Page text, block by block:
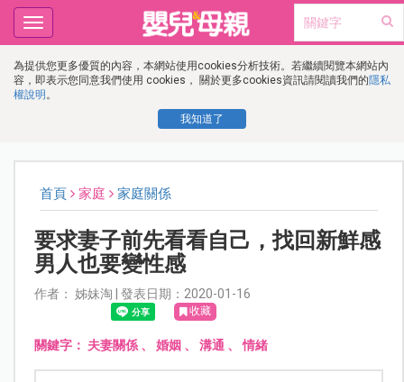
為提供您更多優質的內容，本網站使用cookies分析技術。若繼續閱覽本網站內
容，即表示您同意我們使用 cookies， 關於更多cookies資訊請閱讀我們的隱私
權說明 。
我知道了
Toggle
navigation
首頁 家庭 家庭關係
要求妻子前先看看自己，找回新鮮感
男人也要變性感
作者： 姊妹淘 | 發表日期：2020-01-16
收藏
關鍵字： 夫妻關係、 婚姻 、 溝通 、情緒